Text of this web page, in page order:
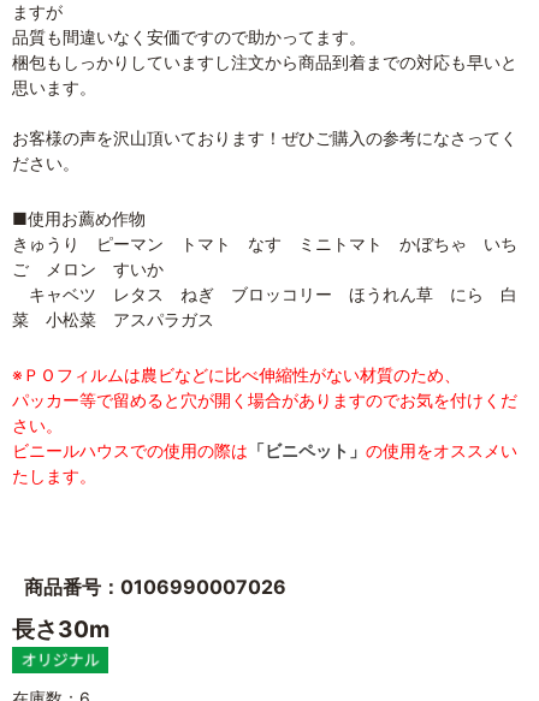
ますが
品質も間違いなく安価ですので助かってます。
梱包もしっかりしていますし注文から商品到着までの対応も早いと
思います。
お客様の声を沢山頂いております！ぜひご購入の参考になさってく
ださい。
■使用お薦め作物
きゅうり ピーマン トマト なす ミニトマト かぼちゃ いち
ご メロン すいか
キャベツ レタス ねぎ ブロッコリー ほうれん草 にら 白
菜 小松菜 アスパラガス
※ＰＯフィルムは農ビなどに比べ伸縮性がない材質のため、
パッカー等で留めると穴が開く場合がありますのでお気を付けくだ
さい。
ビニールハウスでの使用の際は 「ビニペット」 の使用をオススメい
たします。
商品番号：0106990007026
長さ30m